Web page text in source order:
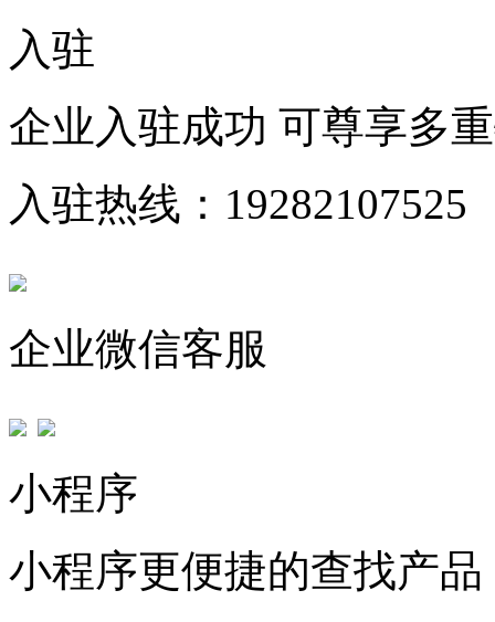
入驻
企业入驻成功 可尊享多
入驻热线：19282107525
企业微信客服
小程序
小程序更便捷的查找产品